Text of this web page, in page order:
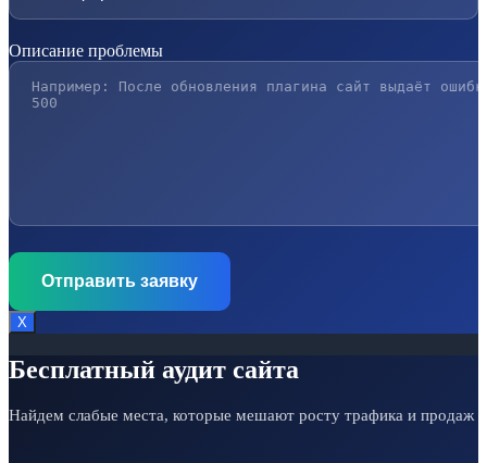
Описание проблемы
Х
Бесплатный аудит сайта
Найдем слабые места, которые мешают росту трафика и продаж